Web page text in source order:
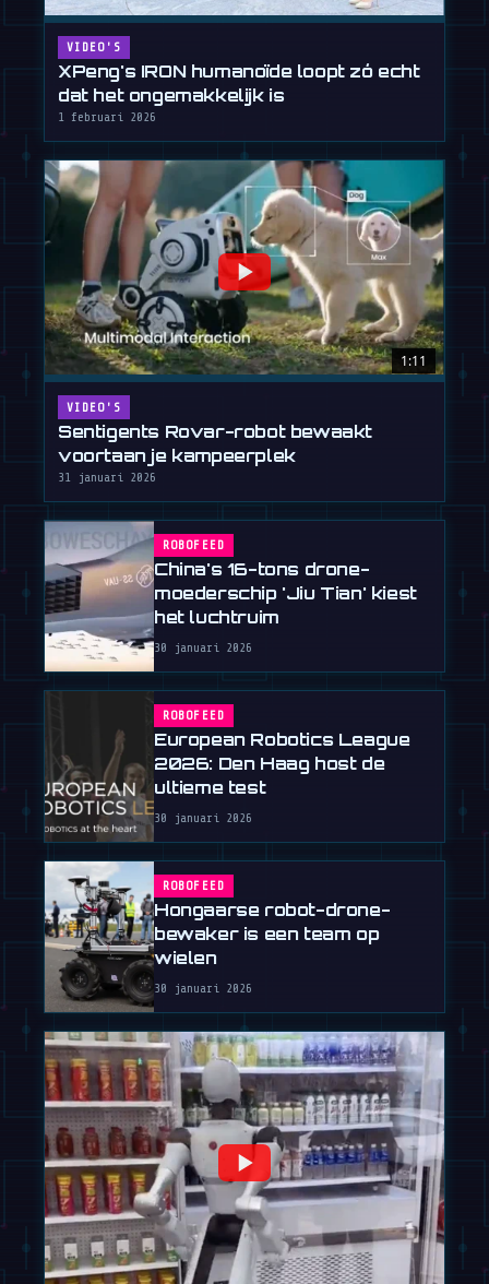
VIDEO'S
XPeng's IRON humanoïde loopt zó echt
dat het ongemakkelijk is
1 februari 2026
1:11
VIDEO'S
Sentigents Rovar-robot bewaakt
voortaan je kampeerplek
31 januari 2026
ROBOFEED
China's 16-tons drone-
moederschip 'Jiu Tian' kiest
het luchtruim
30 januari 2026
ROBOFEED
European Robotics League
2026: Den Haag host de
ultieme test
30 januari 2026
ROBOFEED
Hongaarse robot-drone-
bewaker is een team op
wielen
30 januari 2026